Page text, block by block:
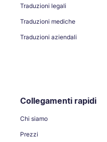
Traduzioni legali
Traduzioni mediche
Traduzioni aziendali
Collegamenti rapidi
Chi siamo
Prezzi